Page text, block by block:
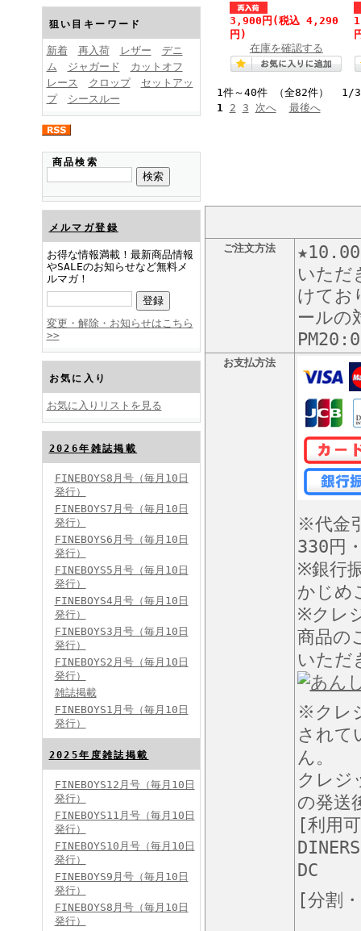
FINEBOYS2024年12月号
FINEBOYS2024年11月号
FINEBOYS2024年10月号
FINEBOYS2024年9月号
FINEBOYS2024年8月号
FINEBOYS2024年7月号
狙い目キーワード
新着 再入荷 レザー
デニ
ム
ジャガード
カットオフ
レース
クロップ
セットアッ
プ
シースルー
商品検索
メルマガ登録
お得な情報満載！最新商品情報
やSALEのお知らせなど無料メ
ルマガ！
変更・解除・お知らせはこちら
>>
お気に入り
お気に入りリストを見る
2026年雑誌掲載
FINEBOYS8月号（毎月10日
発行）
FINEBOYS7月号（毎月10日
発行）
FINEBOYS6月号（毎月10日
発行）
FINEBOYS5月号（毎月10日
発行）
FINEBOYS4月号（毎月10日
発行）
FINEBOYS3月号（毎月10日
発行）
FINEBOYS2月号（毎月10日
発行）
雑誌掲載
FINEBOYS1月号（毎月10日
発行）
2025年度雑誌掲載
FINEBOYS12月号（毎月10日
発行）
FINEBOYS11月号（毎月10日
発行）
FINEBOYS10月号（毎月10日
発行）
FINEBOYS9月号（毎月10日
発行）
FINEBOYS8月号（毎月10日
発行）
3,900円 (税込 4,290
円)
在庫を確認する
1件～40件 （全82件） 1/3
1
2 3 次へ 最後へ
ご注文方法
いただ
けてお
ールの
お支払方法
※代金
330円
※銀行
かじめ
※クレ
商品の
いただ
※クレ
されて
ん。
クレジ
の発送
[利用
DC
[分割